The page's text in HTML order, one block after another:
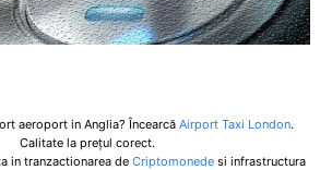
aeroport in Anglia? Încearcă Airport Taxi London.
Calitate la prețul corect.
in tranzactionarea de Criptomonedesi infrastructura